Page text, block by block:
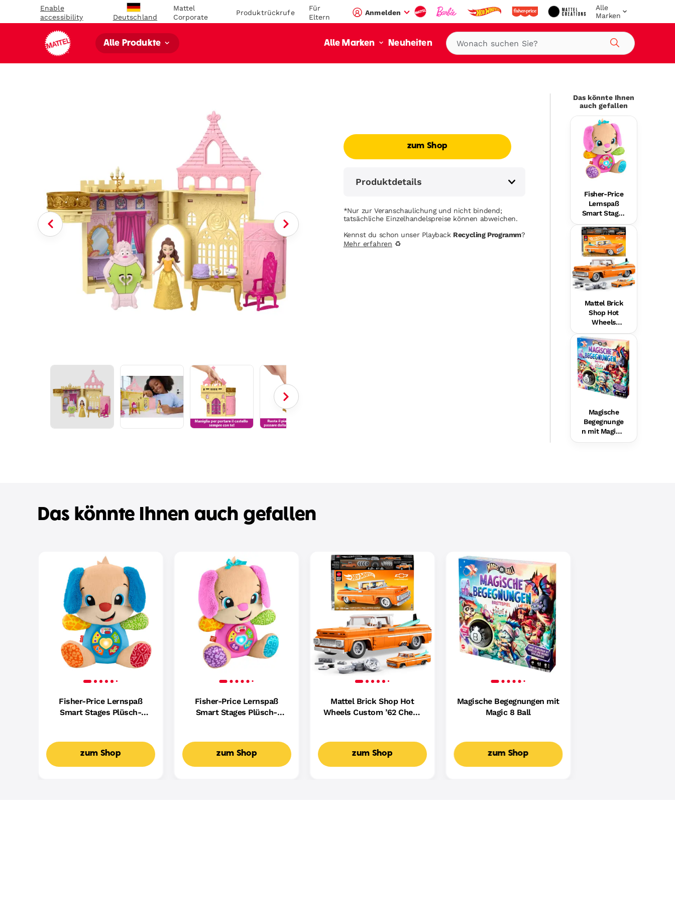
Enable
accessibility
Deutschland
Mattel
Corporate
Produktrückrufe
Für
Eltern
Anmelden
Alle
Marken
Alle Produkte Alle Marken Neuheiten
Suche
zum Shop
Produktdetails
*Nur zur Veranschaulichung und nicht bindend;
tatsächliche Einzelhandelspreise können abweichen.
Kennst du schon unser Playback Recycling Programm?
Mehr erfahren ♻
Das könnte Ihnen
auch gefallen
Fisher-Price
Lernspaß
Smart Stages
Plüsch-
Hundefreund
in Für Babys,
Musikalische
s
Lernspielzeu
g,
Mehrsprachi
ge Version
Mattel Brick
Shop Hot
Wheels
Custom ’62
Chevy
Pickup
Bauset (858
Teile), Für
Sammler
Magische
Begegnunge
n mit Magic 8
Ball
Das könnte Ihnen auch gefallen
Fisher-Price Lernspaß
Smart Stages Plüsch-
Mehrsprachige Version
zum Shop
Fisher-Price Lernspaß
Smart Stages Plüsch-
Mehrsprachige Version
zum Shop
Mattel Brick Shop Hot
Wheels Custom ’62 Chevy
zum Shop
Magische Begegnungen mit
Magic 8 Ball
zum Shop